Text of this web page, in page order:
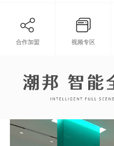
合作加盟 视频专区